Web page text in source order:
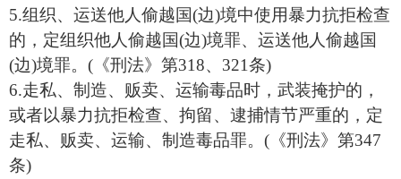
5.组织、运送他人偷越国(边)境中使用暴力抗拒检查
的，定组织他人偷越国(边)境罪、运送他人偷越国
(边)境罪。(《刑法》第318、321条)
6.走私、制造、贩卖、运输毒品时，武装掩护的，
或者以暴力抗拒检查、拘留、逮捕情节严重的，定
走私、贩卖、运输、制造毒品罪。(《刑法》第347
条)